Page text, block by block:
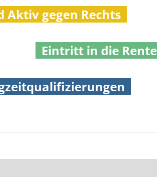
Aktiv gegen Rechts
Eintritt in die Rente